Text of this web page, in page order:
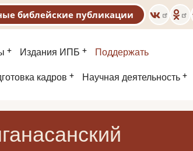
библейские публикации
Издания ИПБ Поддержать
кадров Научная деятельность